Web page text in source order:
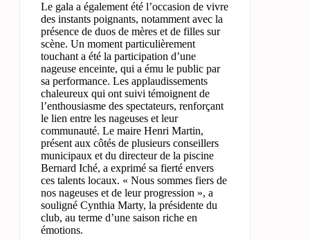
Le gala a également été l’occasion de vivre
des instants poignants, notamment avec la
présence de duos de mères et de filles sur
scène. Un moment particulièrement
touchant a été la participation d’une
nageuse enceinte, qui a ému le public par
sa performance. Les applaudissements
chaleureux qui ont suivi témoignent de
l’enthousiasme des spectateurs, renforçant
le lien entre les nageuses et leur
communauté. Le maire Henri Martin,
présent aux côtés de plusieurs conseillers
municipaux et du directeur de la piscine
Bernard Iché, a exprimé sa fierté envers
ces talents locaux. « Nous sommes fiers de
nos nageuses et de leur progression », a
souligné Cynthia Marty, la présidente du
club, au terme d’une saison riche en
émotions.